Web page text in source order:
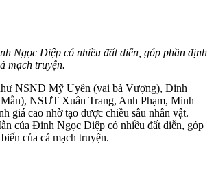
Ngọc Diệp có nhiều đất diễn, góp phần định
mạch truyện.
NSND Mỹ Uyên (vai bà Vượng), Đinh
NSƯT Xuân Trang, Anh Phạm, Minh
giá cao nhờ tạo được chiều sâu nhân vật.
của Đinh Ngọc Diệp có nhiều đất diễn, góp
của cả mạch truyện.